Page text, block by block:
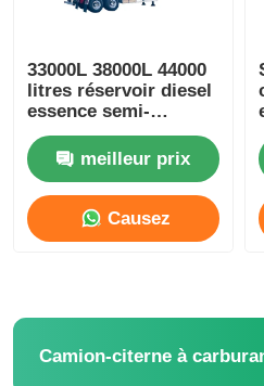
Camion de marchandises
33000L 38000L 44000
litres réservoir diesel
essence semi-
remorque stockage
de transport de
plusieurs capacités
meilleur prix
Causez
Camion-citerne à